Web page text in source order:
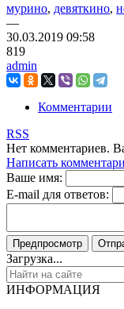
мурино, девяткино,
—
30.03.2019 09:58
819
admin
Комментарии
RSS
Нет комментариев.
Написать
Ваше имя:
E-mail для ответов:
Загрузка...
ИНФОРМАЦИЯ